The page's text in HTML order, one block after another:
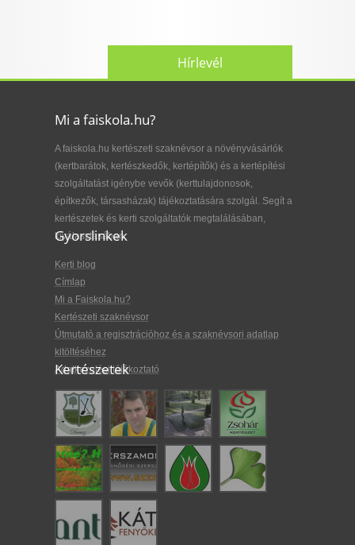
Hírlevél
Mi a faiskola.hu?
A faiskola.hu kertészeti szaknévsor a növényvásárlók
(kertbarátok, kertészkedők, kertépítők) és a kertépítési
szolgáltatást igénybe vevők (kerttulajdonosok,
építkezők, társasházak) tájékoztatására szolgál. Segít a
kertészetek és kerti szolgáltatók megtalálásában,
kiválasztásában.
Gyorslinkek
Kerti blog
Címlap
Mi a Faiskola.hu?
Kertészeti szaknévsor
Útmutató a regisztrációhoz és a szaknévsori adatlap
kitöltéséhez
Adatkezelési tájékoztató
Kertészetek